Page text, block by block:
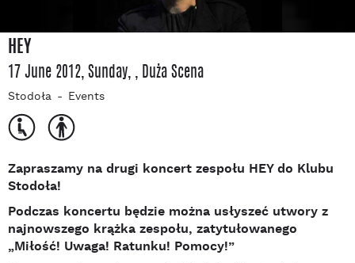
HEY
17 June 2012, Sunday, , Duża Scena
Stodoła Events
Zapraszamy na drugi koncert zespołu HEY do Klubu
Stodoła!
Podczas koncertu będzie można usłyszeć utwory z
najnowszego krążka zespołu, zatytułowanego
„Miłość! Uwaga! Ratunku! Pomocy!”